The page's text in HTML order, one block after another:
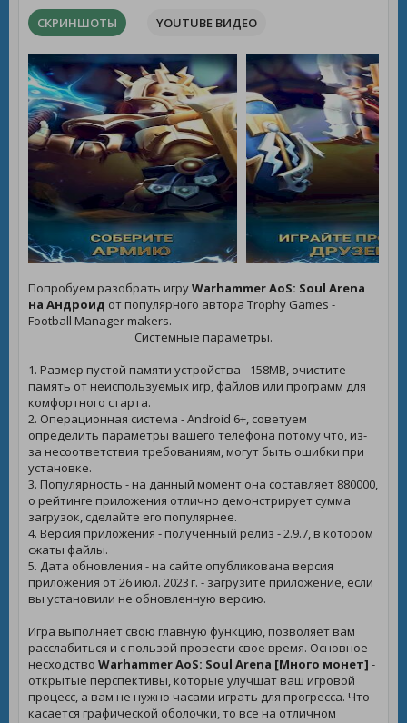
СКРИНШОТЫ YOUTUBE ВИДЕО
Попробуем разобрать игруWarhammer AoS: Soul Arena
на Андроид от популярного автора Trophy Games -
Football Manager makers.
Системные параметры.
1. Размер пустой памяти устройства - 158MB, очистите
память от неиспользуемых игр, файлов или программ для
комфортного старта.
2. Операционная система - Android 6+, советуем
определить параметры вашего телефона потому что, из-
за несоответствия требованиям, могут быть ошибки при
установке.
3. Популярность - на данный момент она составляет 880000,
о рейтинге приложения отлично демонстрирует сумма
загрузок, сделайте его популярнее.
4. Версия приложения - полученный релиз - 2.9.7, в котором
сжаты файлы.
5. Дата обновления - на сайте опубликована версия
приложения от 26 июл. 2023 г. - загрузите приложение, если
вы установили не обновленную версию.
Игра выполняет свою главную функцию, позволяет вам
расслабиться и с пользой провести свое время. Основное
несходство Warhammer AoS: Soul Arena [Много монет] -
открытые перспективы, которые улучшат ваш игровой
процесс, а вам не нужно часами играть для прогресса. Что
касается графической оболочки, то все на отличном